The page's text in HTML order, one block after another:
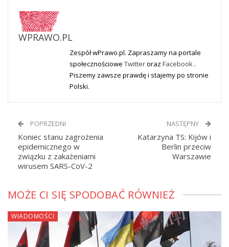
WPRAWO.PL
Zespół wPrawo.pl. Zapraszamy na portale
społecznościowe Twitteroraz Facebook .
Piszemy zawsze prawdę i stajemy po stronie
Polski.
POPRZEDNI
Koniec stanu zagrożenia
epidemicznego w
związku z zakażeniami
wirusem SARS-CoV-2
NASTĘPNY
Katarzyna TS: Kijów i
Berlin przeciw
Warszawie
MOŻE CI SIĘ SPODOBAĆ RÓWNIEŻ
WIADOMOŚCI